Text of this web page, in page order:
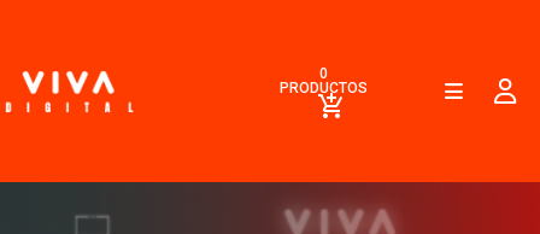
0
PRODUCTOS